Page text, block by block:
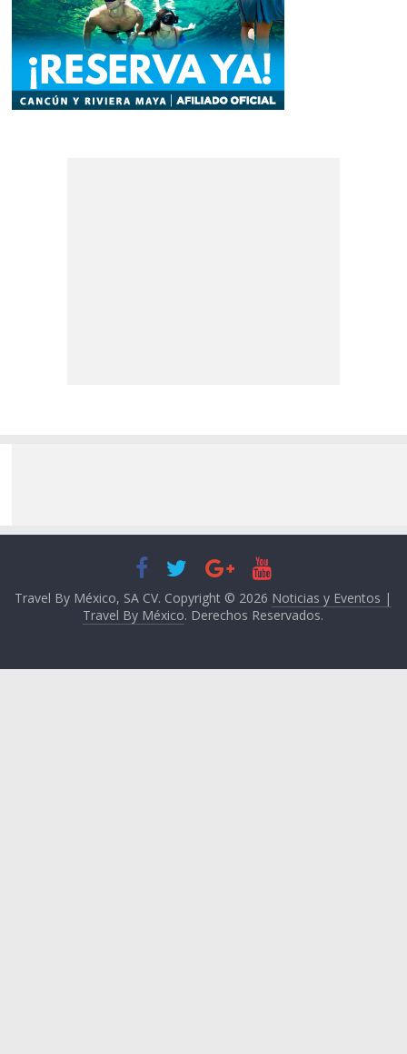
Travel By México, SA CV. Copyright © 2026 Noticias y Eventos |
Travel By México. Derechos Reservados.